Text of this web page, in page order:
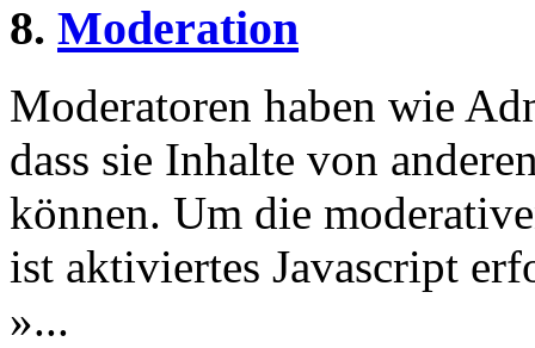
8. Moderation
Moderatoren haben wie
dass sie Inhalte von
können. Um die
ist aktiviertes Javascript
»...